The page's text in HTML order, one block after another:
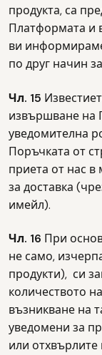
продукта, са
Платформата и
ви
по друг начин
Чл. 15
извършване на
уведомителна
Поръчката от
приета от нас в
за доставка
имейл).
Чл. 16 При
не само,
продукти), си
количеството
възникване на
уведомени за
или отхвърлите